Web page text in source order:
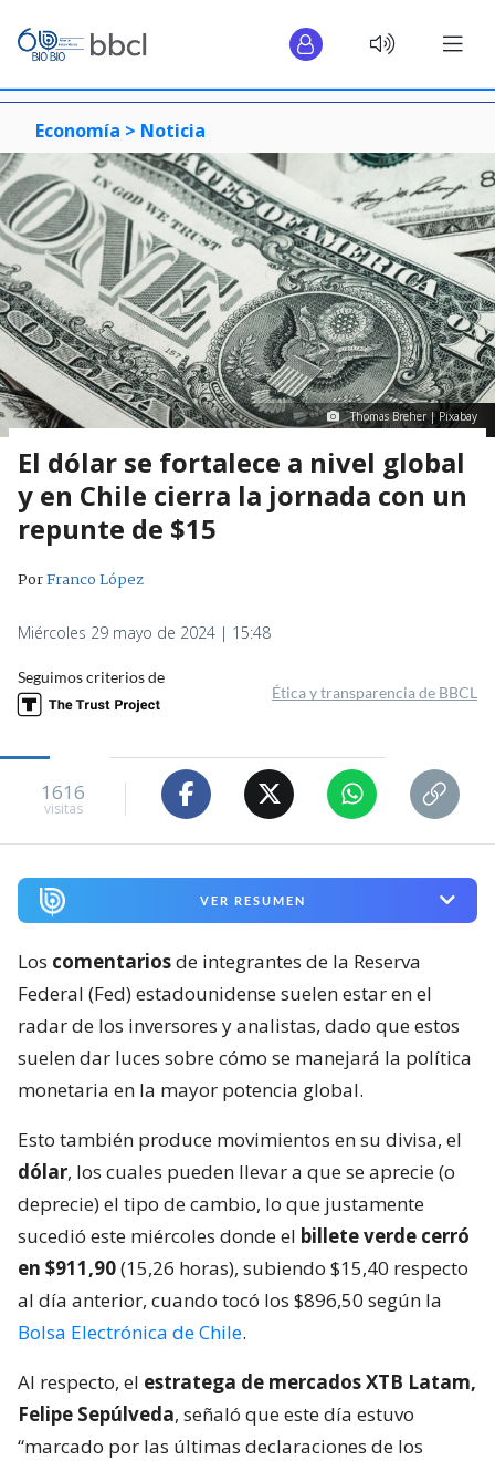
Economía > Noticia
Thomas Breher | Pixabay
El dólar se fortalece a nivel global
y en Chile cierra la jornada con un
repunte de $15
PorFranco López
Miércoles 29 mayo de 2024 | 15:48
Seguimos criterios de
Ética y transparencia de BBCL
1616
visitas
VER RESUMEN
Los comentariosde integrantes de la Reserva
Federal (Fed) estadounidense suelen estar en el
radar de los inversores y analistas, dado que estos
suelen dar luces sobre cómo se manejará la política
monetaria en la mayor potencia global.
Esto también produce movimientos en su divisa, el
dólar, los cuales pueden llevar a que se aprecie (o
deprecie) el tipo de cambio, lo que justamente
sucedió este miércoles donde el billete verde cerró
en $911,90(15,26 horas), subiendo $15,40 respecto
al día anterior, cuando tocó los $896,50 según la
Bolsa Electrónica de Chile.
Al respecto, el estratega de mercados XTB Latam,
Felipe Sepúlveda, señaló que este día estuvo
“marcado por las últimas declaraciones de los